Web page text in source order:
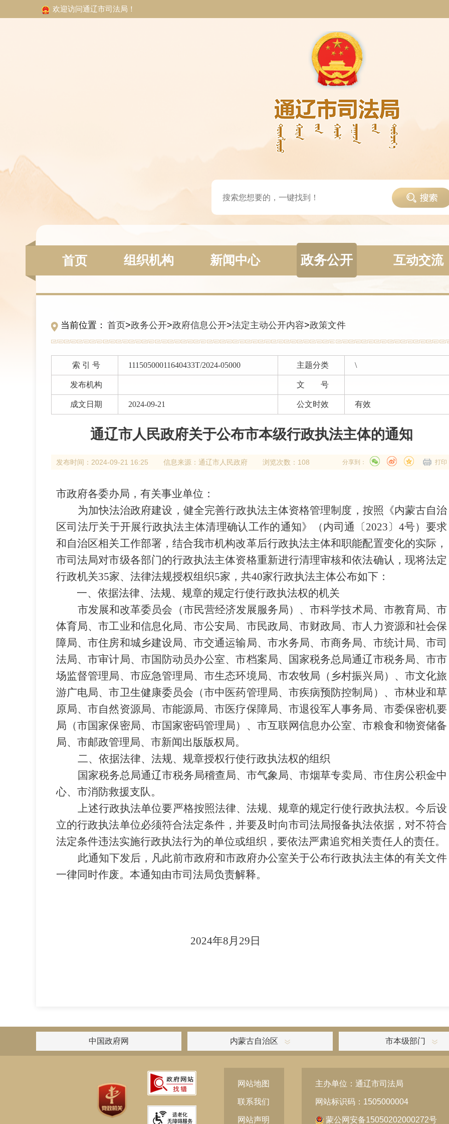
欢迎访问通辽市司法局！
首页 组织机构 新闻中心 政务公开 互动交流
当前位置： 首页>政务公开>政府信息公开>法定主动公开内容>政策文件
索 引 号 11150500011640433T/2024-05000 主题分类 \
发布机构 文 号
成文日期 2024-09-21 公文时效 有效
通辽市人民政府关于公布市本级行政执法主体的通知
发布时间： 2024-09-21 16:25 信息来源： 通辽市人民政府 浏览次数：108 打印
分享到：
市政府各委办局，有关事业单位：
为加快法治政府建设，健全完善行政执法主体资格管理制度，按照《内蒙古自治
区司法厅关于开展行政执法主体清理确认工作的通知》（内司通〔2023〕 4号）要求
和自治区相关工作部署，结合我市机构改革后行政执法主体和职能配置变化的实际，
市司法局对市级各部门的行政执法主体资格重新进行清理审核和依法确认，现将法定
行政机关35家、法律法规授权组织5家，共40家行政执法主体公布如下：
一、依据法律、法规、规章的规定行使行政执法权的机关
市发展和改革委员会 （市民营经济发展服务局） 、市科学技术局、市教育局、市
体育局、市工业和信息化局、市公安局、市民政局、市财政局、市人力资源和社会保
障局、市住房和城乡建设局、市交通运输局、市水务局、市商务局、市统计局、市司
法局、市审计局、市国防动员办公室、市档案局、国家税务总局通辽市税务局、市市
场监督管理局、市应急管理局、市生态环境局、市农牧局（乡村振兴局）、市文化旅
游广电局、市卫生健康委员会 （市中医药管理局、市疾病预防控制局 ）、市林业和草
原局、市自然资源局、市能源局、市医疗保障局、市退役军人事务局、市委保密机要
局（市国家保密局、市国家密码管理局）、市互联网信息办公室、市粮食和物资储备
局、市邮政管理局、市新闻出版版权局。
二、依据法律、法规、规章授权行使行政执法权的组织
国家税务总局通辽市税务局稽查局、市气象局、市烟草专卖局、市住房公积金中
心、市消防救援支队。
上述行政执法单位要严格按照法律、法规、规章的规定行使行政执法权。今后设
立的行政执法单位必须符合法定条件，并要及时向市司法局报备执法依据，对不符合
法定条件违法实施行政执法行为的单位或组织，要依法严肃追究相关责任人的责任。
此通知下发后，凡此前市政府和市政府办公室关于公布行政执法主体的有关文件
一律同时作废。本通知由市司法局负责解释。
2024年8月 29 日
中国政府网 内蒙古自治区 市本级部门
网站地图
联系我们
网站声明
主办单位：通辽市司法局
网站标识码：1505000004
蒙公网安备15050202000272号